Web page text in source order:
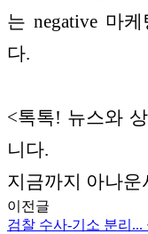
는 negative 마
다.
<톡톡! 뉴스와
니다.
지금까지 아나
이전글
검찰 수사-기소 분리...